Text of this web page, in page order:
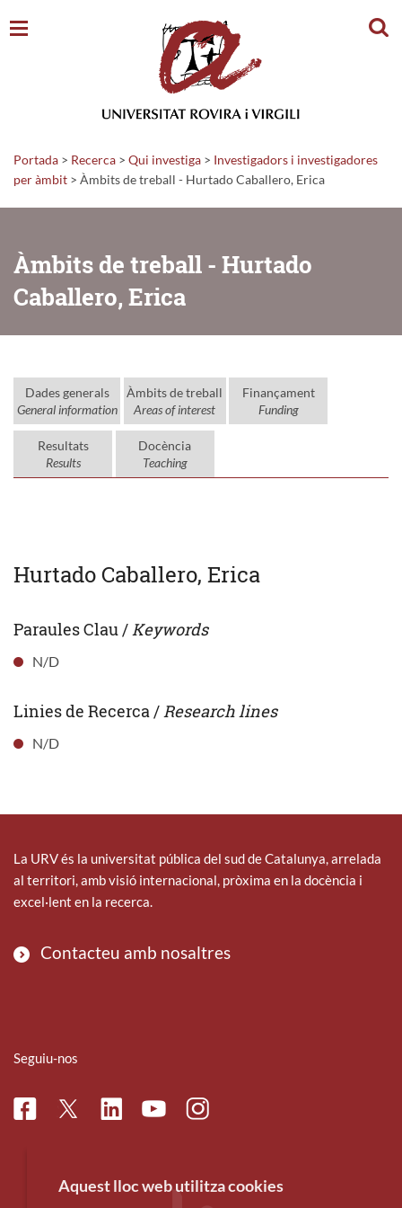
Portada > Recerca > Qui investiga > Investigadors i investigadores
per àmbit > Àmbits de treball - Hurtado Caballero, Erica
Àmbits de treball - Hurtado
Caballero, Erica
Dades generals
General information
Àmbits de treball
Areas of interest
Finançament
Funding
Resultats
Results
Docència
Teaching
Hurtado Caballero, Erica
Paraules Clau / Keywords
N/D
Linies de Recerca / Research lines
N/D
La URV és la universitat pública del sud de Catalunya, arrelada
al territori, amb visió internacional, pròxima en la docència i
excel·lent en la recerca.
Contacteu amb nosaltres
Seguiu-nos
FacebookTwitterLinkedinYoutubeInstagram
Aquest lloc web utilitza cookies